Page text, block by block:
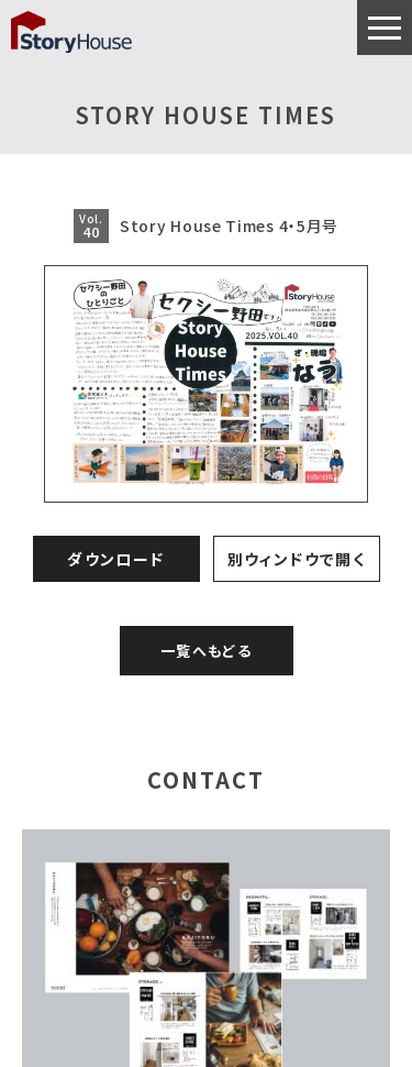
STORY HOUSE TIMES
Vol.
40 Story House Times 4・5月号
ダウンロード 別ウィンドウで開く
一覧へもどる
CONTACT